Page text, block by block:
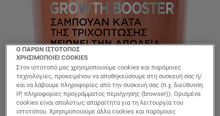
Ο ΠΑΡΩΝ ΙΣΤΟΤΟΠΟΣ
ΧΡΗΣΙΜΟΠΟΙΕΙ COOKIES
Στον ιστότοπό μας χρησιμοποιούμε cookies και παρόμοιες
τεχνολογίες, προκειμένου να αποθηκεύσουμε στη συσκευή σας ή/
και να λάβουμε πληροφορίες από την συσκευή σας (π.χ. διεύθυνση
IP, πληροφορίες προγράμματος περιήγησης (browser)). Ορισμένα
cookies είναι απολύτως απαραίτητα για τη λειτουργία του
ιστοτόπου. Χρησιμοποιούμε άλλα cookies και παρόμοιες